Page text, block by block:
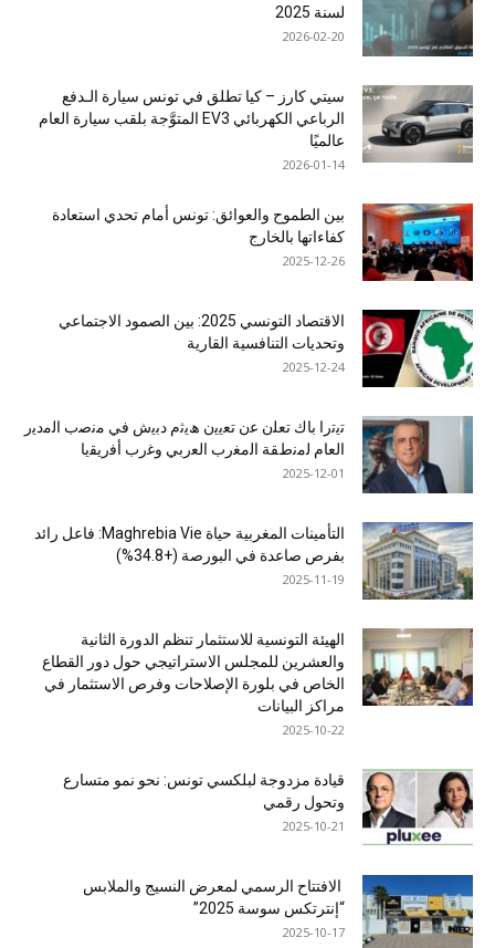
لسنة 2025
2026-02-20
سيتي كارز – كيا تطلق في تونس سيارة الـدفع
الرباعي الكهربائي EV3 المتوَّجة بلقب سيارة العام
عالميًا
2026-01-14
بين الطموح والعوائق: تونس أمام تحدي استعادة
كفاءاتها بالخارج
2025-12-26
الاقتصاد التونسي 2025: بين الصمود الاجتماعي
وتحديات التنافسية القارية
2025-12-24
ﺗﯾﺗرا ﺑﺎك ﺗﻌﻠن ﻋن ﺗﻌﯾﯾن ھﯾﺛم دﺑﯾش ﻓﻲ ﻣﻧﺻب اﻟﻣدﯾر
اﻟﻌﺎم ﻟﻣﻧطﻘﺔ اﻟﻣﻐرب اﻟﻌرﺑﻲ وﻏرب أﻓرﯾﻘﯾﺎ
2025-12-01
التأمينات المغربية حياة Maghrebia Vie: فاعل رائد
بفرص صاعدة في البورصة (+34.8%)
2025-11-19
الهيئة التونسية للاستثمار تنظم الدورة الثانية
والعشرين للمجلس الاستراتيجي حول دور القطاع
الخاص في بلورة الإصلاحات وفرص الاستثمار في
مراكز البيانات
2025-10-22
قيادة مزدوجة لبلكسي تونس: نحو نمو متسارع
وتحول رقمي
2025-10-21
الافتتاح الرسمي لمعرض النسيج والملابس
“إنترتكس سوسة 2025”
2025-10-17